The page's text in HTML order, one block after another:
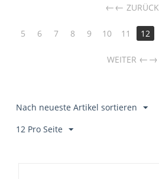
← ZURÜCK
5 6 7 8 9 10 11 12
WEITER →
Nach neueste Artikel sortieren
12 Pro Seite